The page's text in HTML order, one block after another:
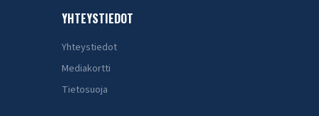
YHTEYSTIEDOT
Yhteystiedot
Mediakortti
Tietosuoja